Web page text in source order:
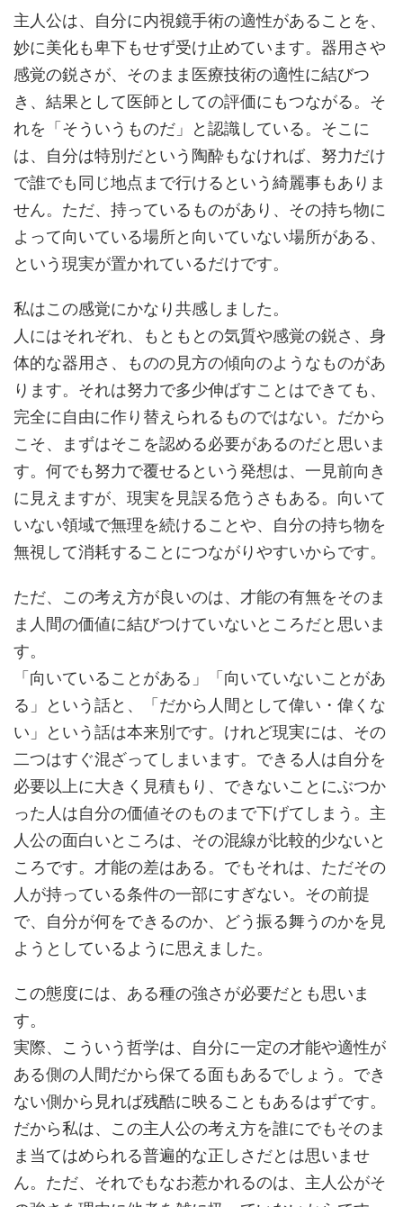
主人公は、自分に内視鏡手術の適性があることを、
妙に美化も卑下もせず受け止めています。器用さや
感覚の鋭さが、そのまま医療技術の適性に結びつ
き、結果として医師としての評価にもつながる。そ
れを「そういうものだ」と認識している。そこに
は、自分は特別だという陶酔もなければ、努力だけ
で誰でも同じ地点まで行けるという綺麗事もありま
せん。ただ、持っているものがあり、その持ち物に
よって向いている場所と向いていない場所がある、
という現実が置かれているだけです。
私はこの感覚にかなり共感しました。
人にはそれぞれ、もともとの気質や感覚の鋭さ、身
体的な器用さ、ものの見方の傾向のようなものがあ
ります。それは努力で多少伸ばすことはできても、
完全に自由に作り替えられるものではない。だから
こそ、まずはそこを認める必要があるのだと思いま
す。何でも努力で覆せるという発想は、一見前向き
に見えますが、現実を見誤る危うさもある。向いて
いない領域で無理を続けることや、自分の持ち物を
無視して消耗することにつながりやすいからです。
ただ、この考え方が良いのは、才能の有無をそのま
ま人間の価値に結びつけていないところだと思いま
す。
「向いていることがある」「向いていないことがあ
る」という話と、「だから人間として偉い・偉くな
い」という話は本来別です。けれど現実には、その
二つはすぐ混ざってしまいます。できる人は自分を
必要以上に大きく見積もり、できないことにぶつか
った人は自分の価値そのものまで下げてしまう。主
人公の面白いところは、その混線が比較的少ないと
ころです。才能の差はある。でもそれは、ただその
人が持っている条件の一部にすぎない。その前提
で、自分が何をできるのか、どう振る舞うのかを見
ようとしているように思えました。
この態度には、ある種の強さが必要だとも思いま
す。
実際、こういう哲学は、自分に一定の才能や適性が
ある側の人間だから保てる面もあるでしょう。でき
ない側から見れば残酷に映ることもあるはずです。
だから私は、この主人公の考え方を誰にでもそのま
ま当てはめられる普遍的な正しさだとは思いませ
ん。ただ、それでもなお惹かれるのは、主人公がそ